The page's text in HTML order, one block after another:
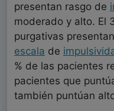
presentan rasgo de
moderado y alto. El
purgativas
escala de
% de las pacientes
pacientes que
también puntúan